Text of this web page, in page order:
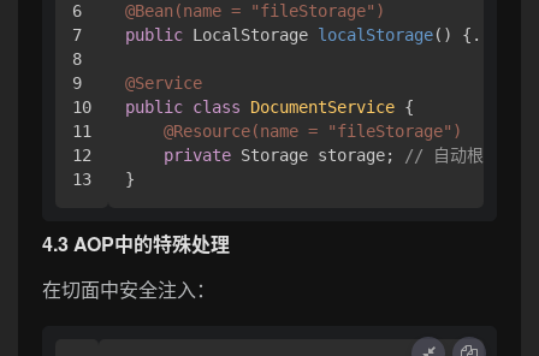
6
7
8
9
10
11
12
@Bean(name = "fileStorage")
public LocalStorage localStorage() {...}
@Service
public class DocumentService {
@Resource(name = "fileStorage")
private Storage storage;
// 自动根据环境
4.3 AOP中的特殊处理
在切面中安全注入：